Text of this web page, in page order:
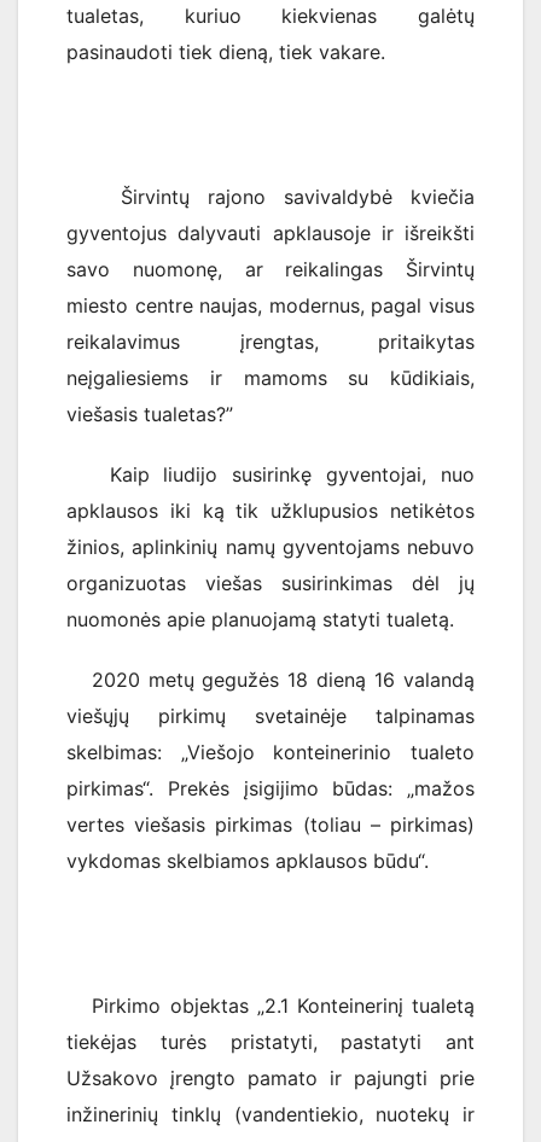
tualetas, kuriuo kiekvienas galėtų
pasinaudoti tiek dieną, tiek vakare.
Širvintų rajono savivaldybė kviečia
gyventojus dalyvauti apklausoje ir išreikšti
savo nuomonę, ar reikalingas Širvintų
miesto centre naujas, modernus, pagal visus
reikalavimus įrengtas, pritaikytas
neįgaliesiems ir mamoms su kūdikiais,
viešasis tualetas?”
Kaip liudijo susirinkę gyventojai, nuo
apklausos iki ką tik užklupusios netikėtos
žinios, aplinkinių namų gyventojams nebuvo
organizuotas viešas susirinkimas dėl jų
nuomonės apie planuojamą statyti tualetą.
2020 metų gegužės 18 dieną 16 valandą
viešųjų pirkimų svetainėje talpinamas
skelbimas: „Viešojo konteinerinio tualeto
pirkimas“. Prekės įsigijimo būdas: „mažos
vertes viešasis pirkimas (toliau – pirkimas)
vykdomas skelbiamos apklausos būdu“.
Pirkimo objektas „2.1 Konteinerinį tualetą
tiekėjas turės pristatyti, pastatyti ant
Užsakovo įrengto pamato ir pajungti prie
inžinerinių tinklų (vandentiekio, nuotekų ir